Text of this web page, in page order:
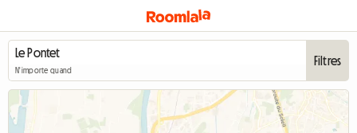
N'importe quand
Filtres